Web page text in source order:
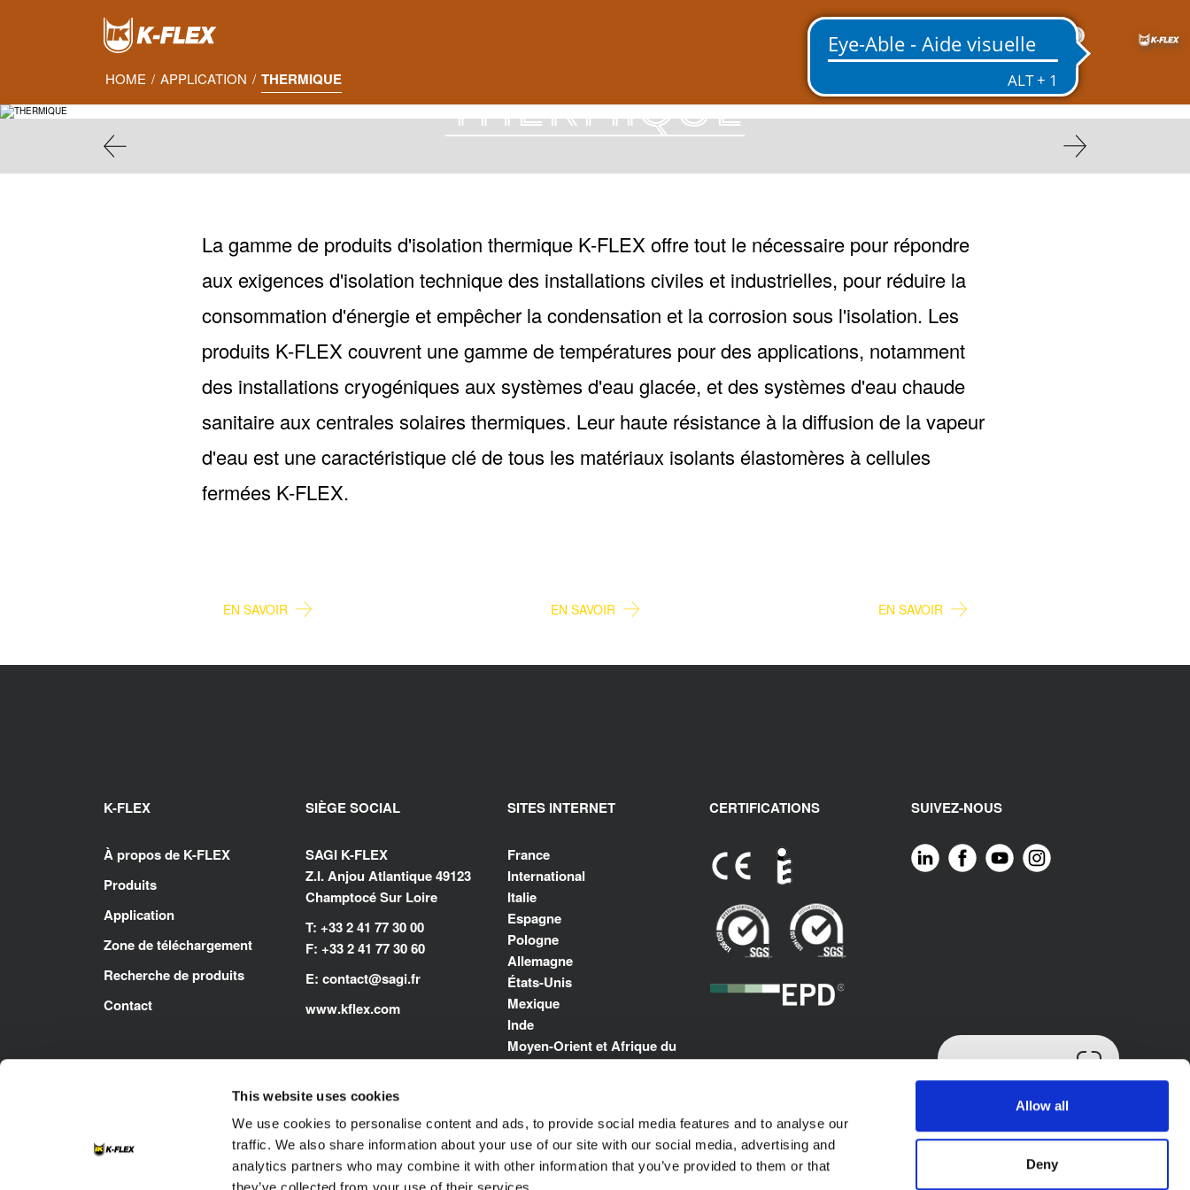
This website uses cookies
We use cookies to personalise content and ads, to provide social media features and to analyse our
traffic. We also share information about your use of our site with our social media, advertising and
analytics partners who may combine it with other information that you’ve provided to them or that
Allow all
Deny
FR
HOME / APPLICATION / THERMIQUE
CODE
THERMIQUE
La gamme de produits d'isolation thermique K-FLEX offre tout le nécessaire pour répondre
aux exigences d'isolation technique des installations civiles et industrielles, pour réduire la
consommation d'énergie et empêcher la condensation et la corrosion sous l'isolation. Les
produits K-FLEX couvrent une gamme de températures pour des applications, notamment
des installations cryogéniques aux systèmes d'eau glacée, et des systèmes d'eau chaude
sanitaire aux centrales solaires thermiques. Leur haute résistance à la diffusion de la vapeur
d'eau est une caractéristique clé de tous les matériaux isolants élastomères à cellules
fermées K-FLEX.
EN SAVOIR EN SAVOIR EN SAVOIR
K-FLEX
À propos de K-FLEX
Produits
Application
Zone de téléchargement
Recherche de produits
Contact
SIÈGE SOCIAL
SAGI K-FLEX
Z.I. Anjou Atlantique 49123
Champtocé Sur Loire
T: +33 2 41 77 30 00
F: +33 2 41 77 30 60
E: contact@sagi.fr
www.kflex.com
SITES INTERNET
France
International
Italie
Espagne
Pologne
Allemagne
États-Unis
Mexique
Inde
Moyen-Orient et Afrique du
CERTIFICATIONS SUIVEZ-NOUS